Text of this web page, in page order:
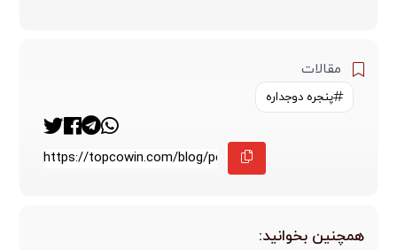
مقالات
پنجره دوجداره
همچنین بخوانید: